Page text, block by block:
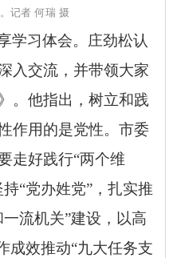
记者 何瑞 摄
学习体会。庄劲松认
入交流，并带领大家
。他指出，树立和践
作用的是党性。市委
走好践行“两个维
“党办姓党”，扎实推
流机关”建设，以高
成效推动“九大任务支